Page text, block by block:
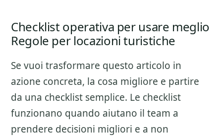
Checklist operativa per usare meglio
Regole per locazioni turistiche
Se vuoi trasformare questo articolo in
azione concreta, la cosa migliore e partire
da una checklist semplice. Le checklist
funzionano quando aiutano il team a
prendere decisioni migliori e a non